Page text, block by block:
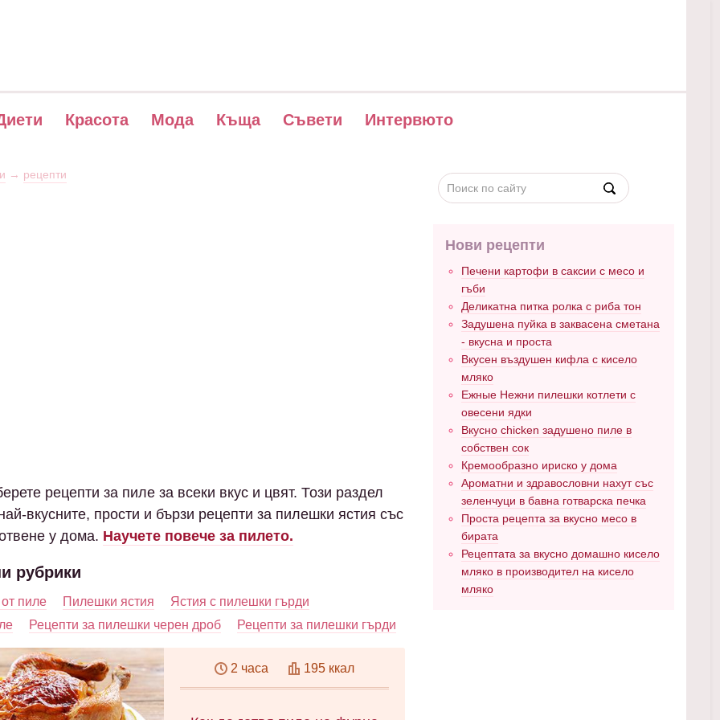
Красота Мода Къща Съвети Интервюто
→ рецепти
рецепти за пиле за всеки вкус и цвят. Този раздел
вкусните, прости и бързи рецепти за пилешки ястия със
у дома. Научете повече за пилето.
рубрики
пиле Пилешки ястия
Ястия с пилешки гърди
Рецепти за пилешки черен дроб Рецепти за пилешки гърди
2 часа 195 ккал
Нови рецепти
Печени картофи в саксии с месо и
гъби
Деликатна питка ролка с риба тон
Задушена пуйка в заквасена сметана
- вкусна и проста
Вкусен въздушен кифла с кисело
мляко
Ежные Нежни пилешки котлети с
овесени ядки
Вкусно chicken задушено пиле в
собствен сок
Кремообразно ириско у дома
Ароматни и здравословни нахут със
зеленчуци в бавна готварска печка
Проста рецепта за вкусно месо в
бирата
Рецептата за вкусно домашно кисело
мляко в производител на кисело
мляко